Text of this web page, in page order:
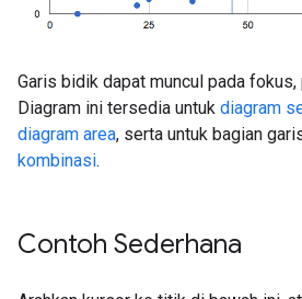
Garis bidik dapat muncul pada fokus,
Diagram ini tersedia untuk diagram
diagram area, serta untuk bagian
kombinasi.
Contoh Sederhana